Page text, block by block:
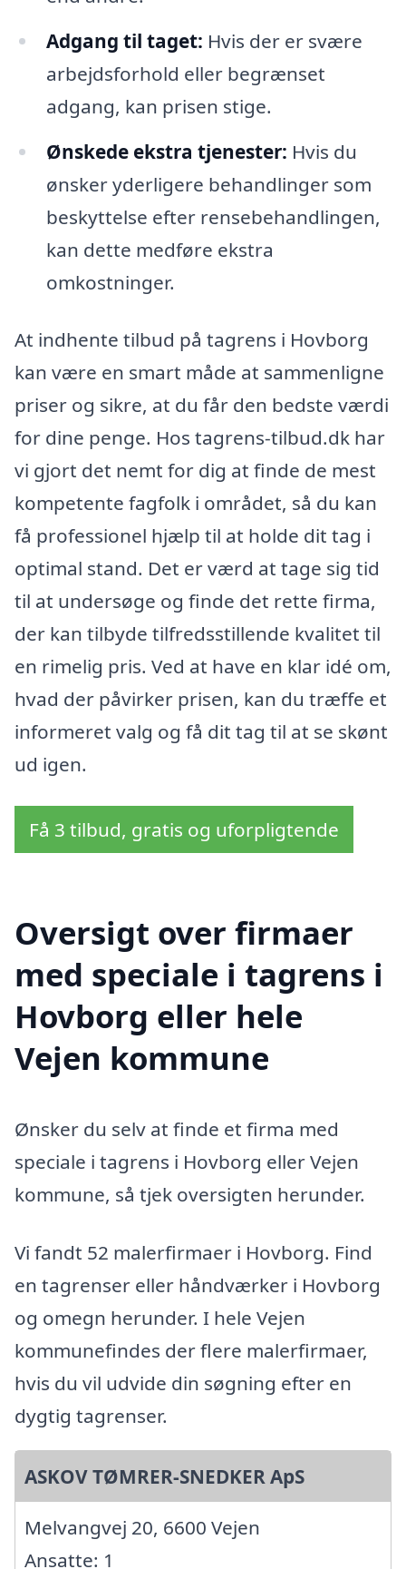
Adgang til taget: Hvis der er svære
arbejdsforhold eller begrænset
adgang, kan prisen stige.
Ønskede ekstra tjenester: Hvis du
ønsker yderligere behandlinger som
beskyttelse efter rensebehandlingen,
kan dette medføre ekstra
omkostninger.
At indhente tilbud på tagrens i Hovborg
kan være en smart måde at sammenligne
priser og sikre, at du får den bedste værdi
for dine penge. Hos tagrens-tilbud.dk har
vi gjort det nemt for dig at finde de mest
kompetente fagfolk i området, så du kan
få professionel hjælp til at holde dit tag i
optimal stand. Det er værd at tage sig tid
til at undersøge og finde det rette firma,
der kan tilbyde tilfredsstillende kvalitet til
en rimelig pris. Ved at have en klar idé om,
hvad der påvirker prisen, kan du træffe et
informeret valg og få dit tag til at se skønt
ud igen.
Få 3 tilbud, gratis og uforpligtende
Oversigt over firmaer
med speciale i tagrens i
Hovborg eller hele
Vejen kommune
Ønsker du selv at finde et firma med
speciale i tagrens i Hovborg eller Vejen
kommune, så tjek oversigten herunder.
Vi fandt 52 malerfirmaer i Hovborg. Find
en tagrenser eller håndværker i Hovborg
og omegn herunder. I hele Vejen
kommunefindes der flere malerfirmaer,
hvis du vil udvide din søgning efter en
dygtig tagrenser.
ASKOV TØMRER-SNEDKER ApS
Melvangvej 20, 6600 Vejen
Ansatte: 1